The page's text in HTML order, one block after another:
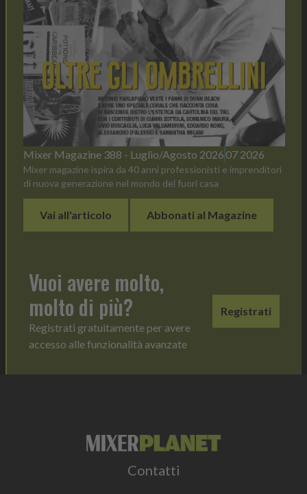
Mixer Magazine 388 - Luglio/Agosto 2026 07 2026
Mixer magazine ispira da 40 anni professionisti e imprenditori
di nuova generazione nel mondo del fuori casa
Vai all'articolo Abbonati al Magazine
Vuoi avere molto,
molto di più?
Registrati gratuitamente per avere
accesso alle funzionalità avanzate
Registrati
Contatti